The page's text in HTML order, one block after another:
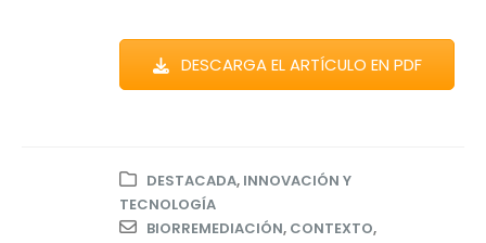
DESCARGA EL ARTÍCULO EN PDF
DESTACADA, INNOVACIÓN Y
TECNOLOGÍA
BIORREMEDIACIÓN, CONTEXTO,